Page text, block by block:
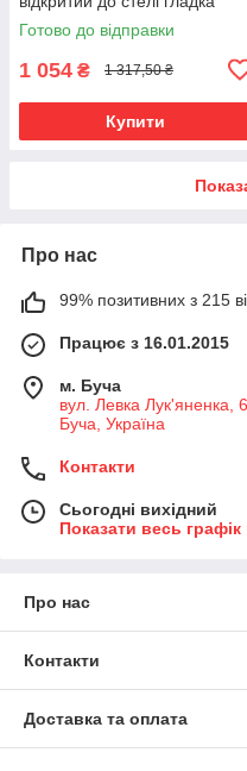
труба кільце металеве Антик
25\16 мм 240 см (00-
Готово до відправки
1 054 ₴ 1 317,50 ₴
Купити
Про нас
99% позитивних з 215
Працює з 16.01.2015
м. Буча
вул. Левка Лук'яненка,
Буча, Україна
Контакти
Сьогодні вихідний
Показати весь
Про нас
Контакти
Доставка та оплата